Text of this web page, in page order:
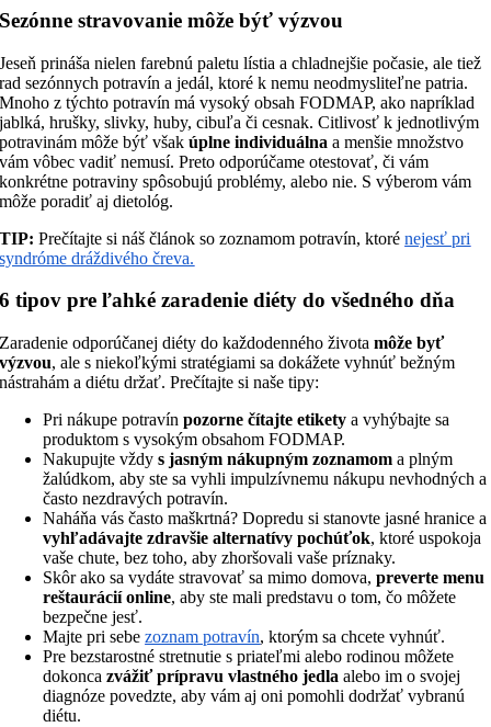
Sezónne stravovanie môže býť výzvou
Jeseň prináša nielen farebnú paletu lístia a chladnejšie počasie, ale tiež
rad sezónnych potravín a jedál, ktoré k nemu neodmysliteľne patria.
Mnoho z týchto potravín má vysoký obsah FODMAP, ako napríklad
jablká, hrušky, slivky, huby, cibuľa či cesnak. Citlivosť k jednotlivým
potravinám môže býť však úplne individuálna a menšie množstvo
vám vôbec vadiť nemusí. Preto odporúčame otestovať, či vám
konkrétne potraviny spôsobujú problémy, alebo nie. S výberom vám
môže poradiť aj dietológ.
TIP:Prečítajte si náš článok so zoznamom potravín, ktorénejesť pri
syndróme dráždivého čreva.
6 tipov pre ľahké zaradenie diéty do všedného dňa
Zaradenie odporúčanej diéty do každodenného životamôže byť
výzvou, ale s niekoľkými stratégiami sa dokážete vyhnúť bežným
nástrahám a diétu držať. Prečítajte si naše tipy:
Pri nákupe potravínpozorne čítajte etikety a vyhýbajte sa
produktom s vysokým obsahom FODMAP.
Nakupujte vždys jasným nákupným zoznamom a plným
žalúdkom, aby ste sa vyhli impulzívnemu nákupu nevhodných a
často nezdravých potravín.
Naháňa vás často maškrtná? Dopredu si stanovte jasné hranice a
vyhľadávajte zdravšie alternatívy pochúťok, ktoré uspokoja
vaše chute, bez toho, aby zhoršovali vaše príznaky.
Skôr ako sa vydáte stravovať sa mimo domova,preverte menu
reštaurácií online, aby ste mali predstavu o tom, čo môžete
bezpečne jesť.
Majte pri sebezoznam potravín, ktorým sa chcete vyhnúť.
Pre bezstarostné stretnutie s priateľmi alebo rodinou môžete
dokoncazvážiť prípravu vlastného jedla alebo im o svojej
diagnóze povedzte, aby vám aj oni pomohli dodržať vybranú
diétu.